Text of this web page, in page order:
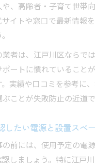
、高齢者・子育て世帯
イトや窓口で最新情報
者は、江戸川区ならで
ートに慣れていること
実績や口コミを参考に
ことが失敗防止の近道で
したい電源と設置スペ
前には、使用予定の電
しましょう。特に江戸川